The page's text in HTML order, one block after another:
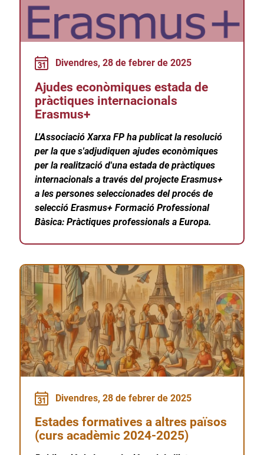
Divendres, 28 de febrer de 2025
Ajudes econòmiques estada de
pràctiques internacionals
Erasmus+
L'Associació Xarxa FP ha publicat la resolució
per la que s'adjudiquen ajudes econòmiques
per la realització d'una estada de pràctiques
internacionals a través del projecte Erasmus+
a les persones seleccionades del procés de
selecció Erasmus+ Formació Professional
Bàsica: Pràctiques professionals a Europa.
Divendres, 28 de febrer de 2025
Estades formatives a altres països
(curs acadèmic 2024-2025)